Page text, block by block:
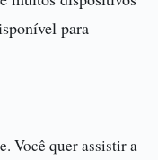
para
Você quer assistir a